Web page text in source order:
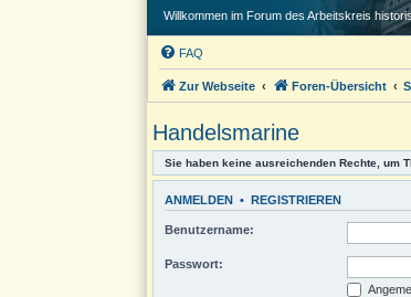
Willkommen im Forum des Arbeitskreis
FAQ
Zur Webseite Foren-Übersicht
Handelsmarine
Sie haben keine ausreichenden Rechte, um
ANMELDEN • REGISTRIEREN
Benutzername:
Passwort: